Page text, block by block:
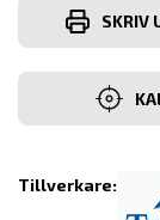
SKRIV
Tillverkare: